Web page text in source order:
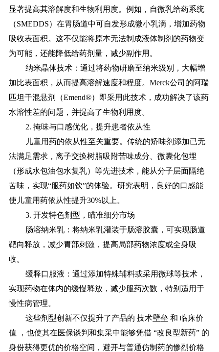
显著提高其溶解度和生物利用度。例如，自微乳给药系统
（SMEDDS）在胃肠道中可自发形成微小乳滴，增加药物
吸收表面积。这不仅能将原本无法制成液体制剂的药物变
为可能，还能降低给药剂量，减少副作用。
纳米晶体技术：通过将药物研磨至纳米级别，大幅增
加比表面积，从而提高溶解速度和程度。 Merck公司的阿瑞
匹坦干混悬剂（Emend®）即采用此技术，成功解决了该药
水溶性差的问题，并提高了生物利用度。
2. 掩味与口感优化，提升患者依从性
儿童用药的依从性至关重要。传统的矫味剂添加已无
法满足需求，离子交换树脂吸附苦味成分、微囊化包埋
（形成水包油包水复乳）等先进技术，能从分子层面隔绝
苦味，实现“服药如饮”的体验。研究表明，良好的口感能
使儿童用药依从性提升30%以上。
3. 开发特色剂型，瞄准细分市场
肠溶纳米乳：将纳米乳灌装于肠溶胶囊，可实现肠道
靶向释放，减少胃部刺激，提高局部药物浓度或全身吸
收。
缓释口服液：通过添加特殊辅料或采用微球等技术，
实现药物在体内的缓慢释放，减少服药次数，特别适用于
慢性病管理。
这些剂型创新不仅提升了产品的 技术壁垒 和 临床价
值 ，也使其在医保谈判和集采中能够凭借 “改良型新药” 的
身份获得更优的价格空间，避开与普通仿制药的惨烈价格